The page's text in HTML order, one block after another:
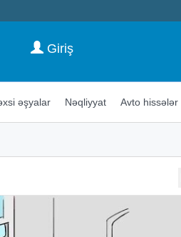
Giriş
əşyalar Nəqliyyat Avto hissələr